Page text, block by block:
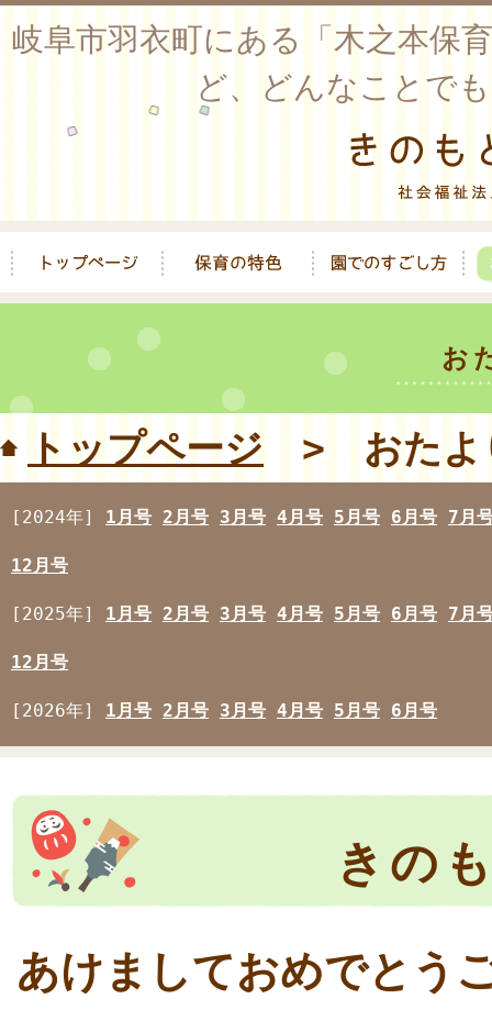
岐阜市羽衣町にある「木之本保
ど、どんなことで
お
トップページ > おたよ
[2024年] 1月号 2月号 3月号 4月号 5月号 6月号 7月
12月号
[2025年] 1月号 2月号 3月号 4月号 5月号 6月号 7月
12月号
[2026年] 1月号 2月号 3月号 4月号 5月号 6月号
きの
あけましておめで